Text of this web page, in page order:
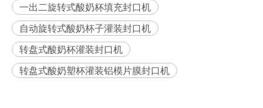
一出二旋转式酸奶杯填充封口机
自动旋转式酸奶杯子灌装封口机
转盘式酸奶杯灌装封口机
转盘式酸奶塑杯灌装铝模片膜封口机